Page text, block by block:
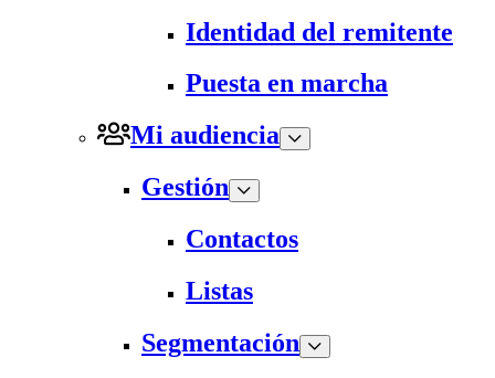
Identidad del remitente
Puesta en marcha
Mi audiencia
Gestión
Contactos
Listas
Segmentación